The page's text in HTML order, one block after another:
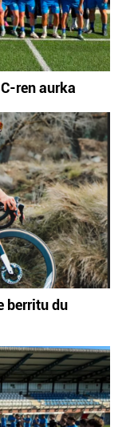
teknologia hori
diguzu.Gehiago
ren aurka
berritu du